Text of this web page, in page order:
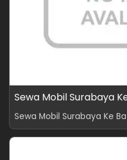
Sewa Mobil Surabaya
Sewa Mobil Surabaya Ke